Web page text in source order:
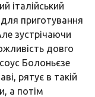
італійський
приготування
зустрічаючи
довго
Болоньєзе
рятує в такій
а потім